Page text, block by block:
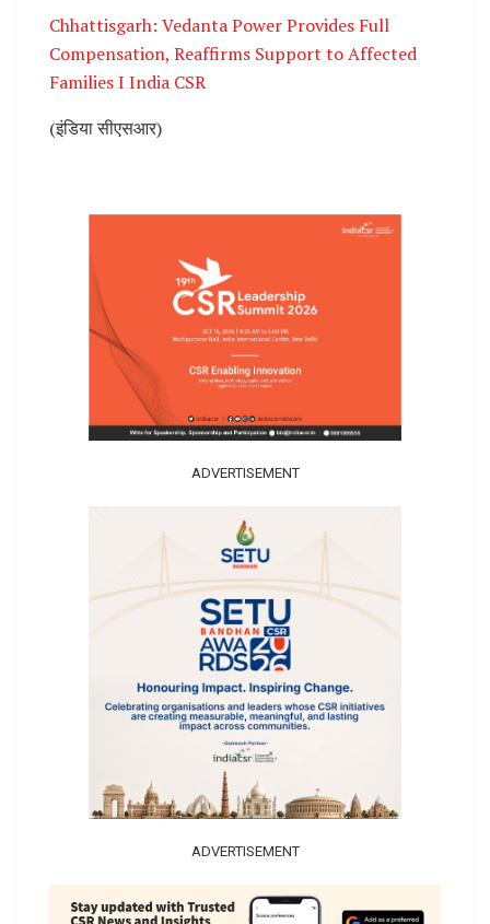
Chhattisgarh: Vedanta Power Provides Full
Compensation, Reaffirms Support to Affected
Families I India CSR
(इंडिया सीएसआर)
ADVERTISEMENT
ADVERTISEMENT